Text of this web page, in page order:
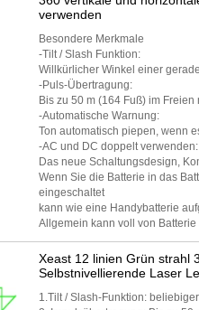
verwenden
Besondere Merkmale
-Tilt / Slash Funktion:
Willkürlicher Winkel einer
-Puls-Übertragung:
Bis zu 50 m (164 Fuß) im
-Automatische Warnung:
Ton automatisch piepen, wenn
-AC und DC doppelt verwenden:
Das neue Schaltungsdesign,
Wenn Sie die Batterie in das
eingeschaltet
kann wie eine Handybatterie
Allgemein kann voll von
Xeast 12 linien Grün strahl
Selbstnivellierende Laser
1.Tilt / Slash-Funktion: